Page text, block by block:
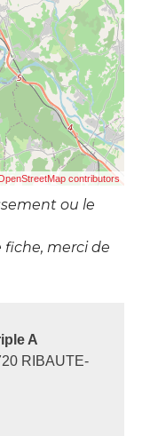
contributors
ou le
merci de
A
RIBAUTE-